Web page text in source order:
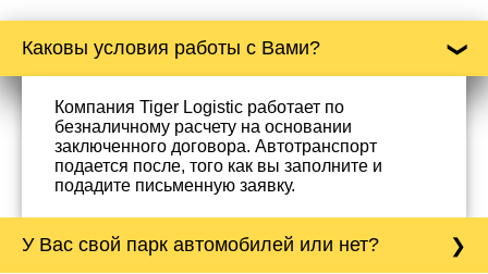
Каковы условия работы с Вами?
Компания Tiger Logistic работает по
безналичному расчету на основании
заключенного договора. Автотранспорт
подается после, того как вы заполните и
подадите письменную заявку.
У Вас свой парк автомобилей или нет?